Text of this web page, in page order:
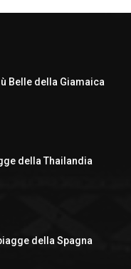
Belle della Giamaica
della Thailandia
della Spagna